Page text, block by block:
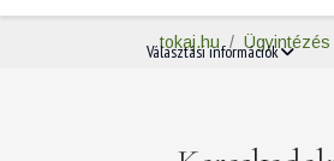
Választási információk
tokaj.hu Ügyintézés